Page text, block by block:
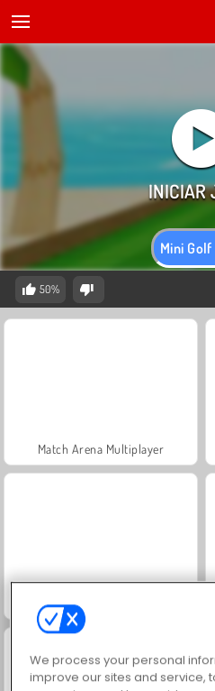
Mini Golf
50%
Match Arena Multiplayer
Minigolf Tour
We process your personal
improve our sites and service,